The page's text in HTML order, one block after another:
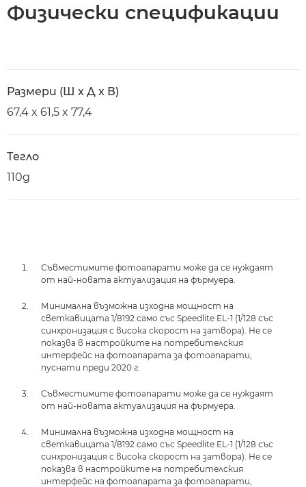
Физически спецификации
Размери (Ш x Д x В)
67,4 x 61,5 x 77,4
Тегло
110g
Съвместимите фотоапарати може да се нуждаят
от най-новата актуализация на фърмуера.
Минимална възможна изходна мощност на
светкавицата 1/8192 само със Speedlite EL-1 (1/128 със
синхронизация с висока скорост на затвора). Не се
показва в настройките на потребителския
интерфейс на фотоапарата за фотоапарати,
пуснати преди 2020 г.
Съвместимите фотоапарати може да се нуждаят
от най-новата актуализация на фърмуера.
Минимална възможна изходна мощност на
светкавицата 1/8192 само със Speedlite EL-1 (1/128 със
синхронизация с висока скорост на затвора). Не се
показва в настройките на потребителския
интерфейс на фотоапарата за фотоапарати,